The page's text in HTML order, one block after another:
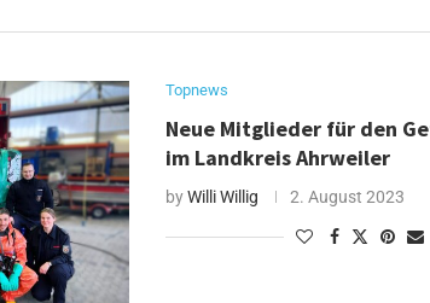
Topnews
Neue Mitglieder für den
im Landkreis Ahrweiler
byWilli Willig 2. August 2023